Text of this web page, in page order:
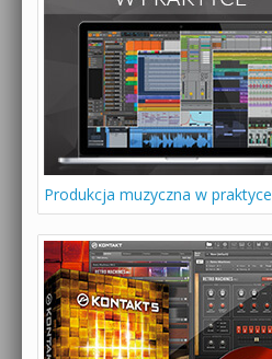
Produkcja muzyczna w praktyce